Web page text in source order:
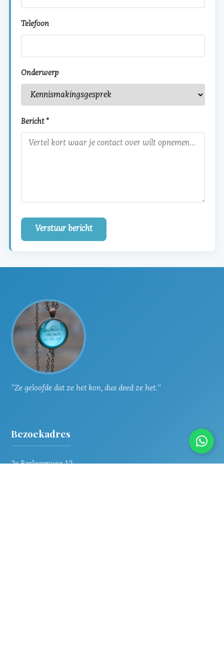
Telefoon
Onderwerp
Bericht *
Verstuur bericht
"Ze geloofde dat ze het kon, dus deed ze het."
Bezoekadres
2e Barlagerweg 12